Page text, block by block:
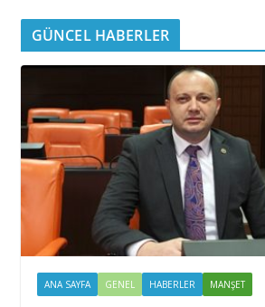
GÜNCEL HABERLER
ANA SAYFA GENEL HABERLER MANŞET